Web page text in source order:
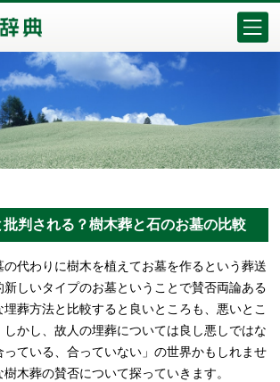
判される？樹木葬と石のお墓の比較
代わりに樹木を植えてお墓を作るという葬送
しいタイプのお墓ということで賛否両論ある
葬方法と比較すると良いところも、悪いとこ
しかし、故人の埋葬については良し悪しではな
っている、合っていない」の世界かもしれませ
木葬の賛否について探っていきます。